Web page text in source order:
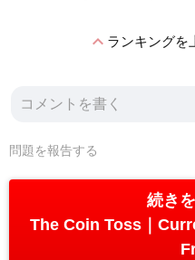
expand_lessランキングを
問題を報告する
続き
The Coin Toss